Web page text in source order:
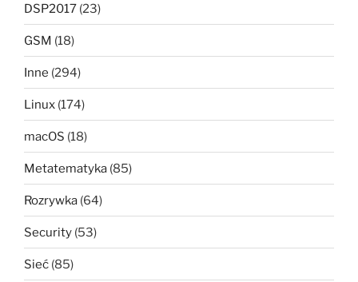
DSP2017 (23)
GSM (18)
Inne (294)
Linux (174)
macOS (18)
Metatematyka (85)
Rozrywka (64)
Security (53)
Sieć (85)